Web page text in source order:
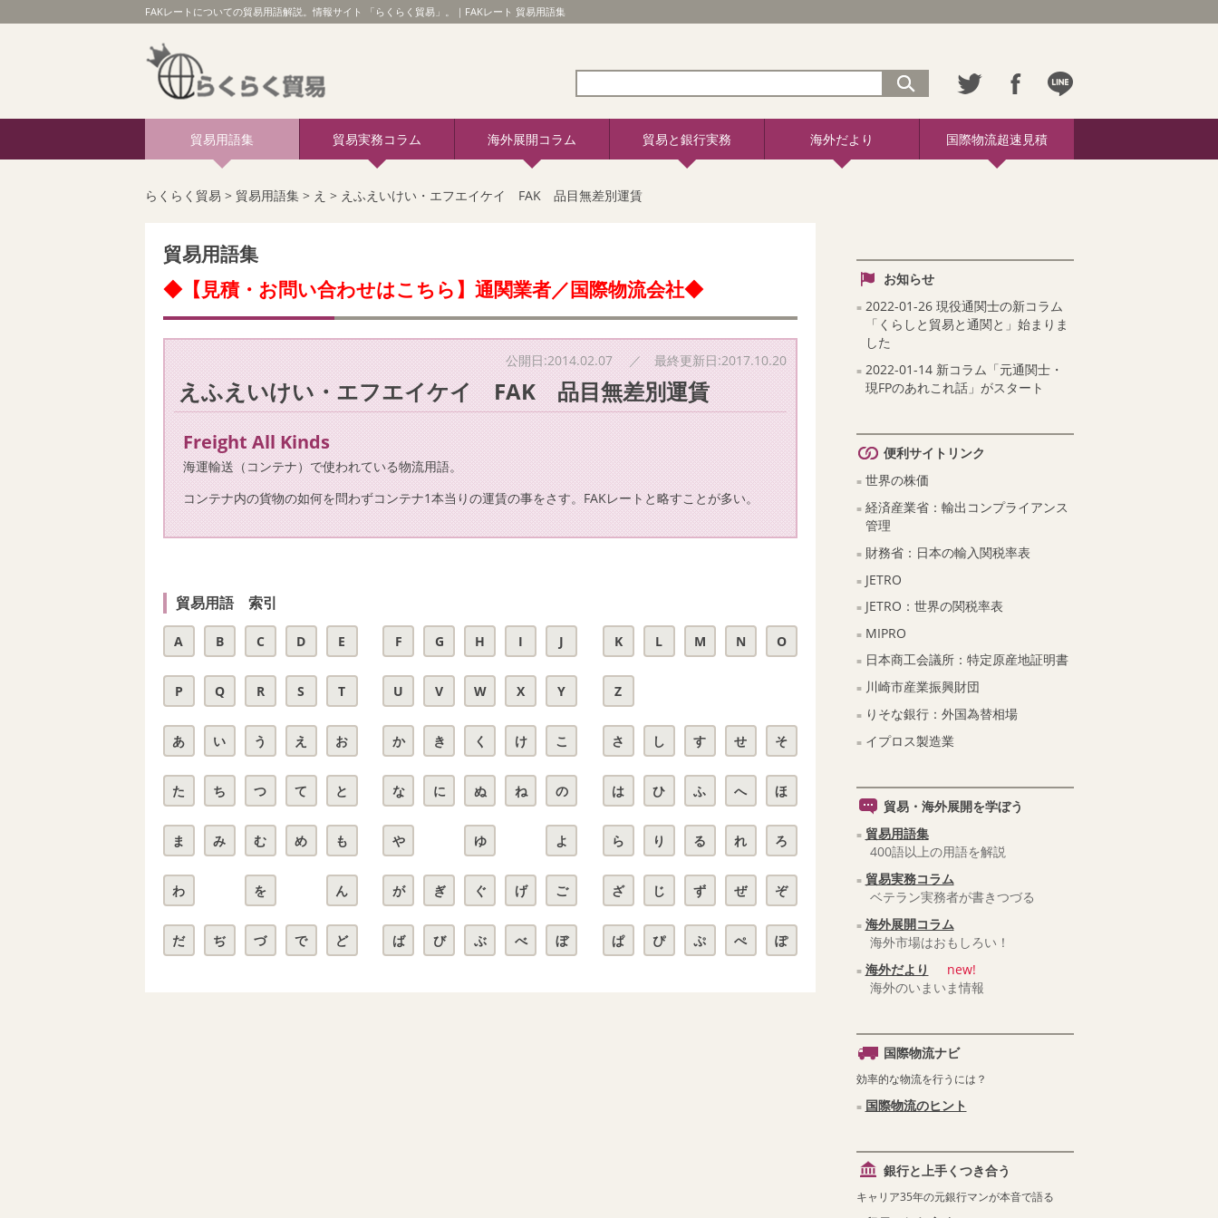
FAKレートについての貿易用語解説。情報サイト 「らくらく貿易」。｜FAKレート 貿易用語集
貿易用語集 貿易実務コラム 海外展開コラム 貿易と銀行実務 海外だより 国際物流超速見積
らくらく貿易 > 貿易用語集> え > えふえいけい・エフエイケイ FAK 品目無差別運賃
貿易用語集
◆【見積・お問い合わせはこちら】通関業者／国際物流会社◆
公開日:2014.02.07 ／ 最終更新日:2017.10.20
えふえいけい・エフエイケイ FAK 品目無差別運賃
Freight All Kinds
海運輸送（コンテナ）で使われている物流用語。
コンテナ内の貨物の如何を問わずコンテナ1本当りの運賃の事をさす。FAKレートと略すことが多い。
貿易用語 索引
A B C D E F G H I J K L M N O
P Q R S T U V W X Y Z
あ い う え お か き く け こ さ し す せ そ
た ち つ て と な に ぬ ね の は ひ ふ へ ほ
ま み む め も や ゆ よ ら り る れ ろ
わ を ん が ぎ ぐ げ ご ざ じ ず ぜ ぞ
だ ぢ づ で ど ば び ぶ べ ぼ ぱ ぴ ぷ ぺ ぽ
お知らせ
2022-01-26 現役通関士の新コラム
「くらしと貿易と通関と」始まりま
した
2022-01-14 新コラム「元通関士・
現FPのあれこれ話」がスタート
便利サイトリンク
世界の株価
経済産業省：輸出コンプライアンス
管理
財務省：日本の輸入関税率表
JETRO
JETRO：世界の関税率表
MIPRO
日本商工会議所：特定原産地証明書
川崎市産業振興財団
りそな銀行：外国為替相場
イプロス製造業
貿易・海外展開を学ぼう
貿易用語集
400語以上の用語を解説
貿易実務コラム
ベテラン実務者が書きつづる
海外展開コラム
海外市場はおもしろい！
海外だより
new!
海外のいまいま情報
国際物流ナビ
効率的な物流を行うには？
国際物流のヒント
銀行と上手くつき合う
キャリア35年の元銀行マンが本音で語る